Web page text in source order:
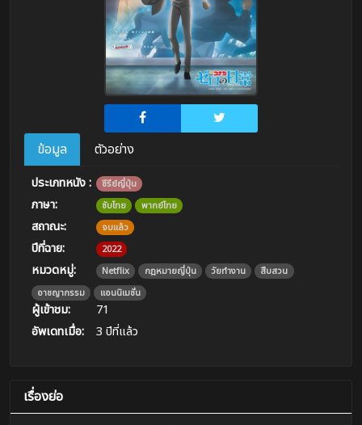
ข้อมูล ตัวอย่าง
ประเภทหนัง : ซีรีย์ญี่ปุ่น
ภาษา: ซับไทย พากย์ไทย
สถาณะ: จบแล้ว
ปีที่ฉาย: 2022
หมวดหมู่: Netflix กฎหมายญี่ปุ่น วัยทำงาน
สืบสวน
อาชญากรรม
แอนนิเมชั่น
ผู้เข้าชม:
71
อัพเดทเมื่อ:
3 ปีที่แล้ว
เรื่องย่อ